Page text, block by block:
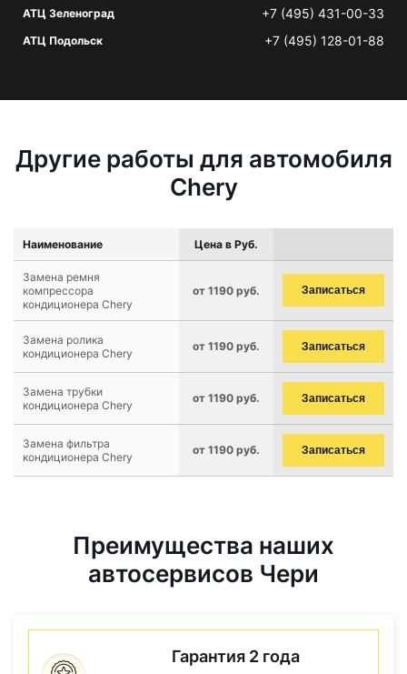
АТЦ Зеленоград +7 (495) 431-00-33
АТЦ Подольск +7 (495) 128-01-88
Другие работы для автомобиля
Chery
Наименование Цена в Руб.
Замена ремня
компрессора
кондиционера Chery
от 1190 руб. Записаться
Замена ролика
кондиционера Chery
от 1190 руб. Записаться
Замена трубки
кондиционера Chery
от 1190 руб. Записаться
Замена фильтра
кондиционера Chery
от 1190 руб. Записаться
Преимущества наших
автосервисов Чери
Гарантия 2 года